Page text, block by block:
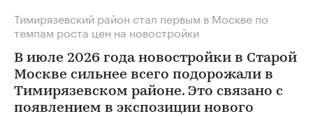
Тимирязевский район стал первым в Москве по
темпам роста цен на новостройки
В июле 2026 года новостройки в Старой
Москве сильнее всего подорожали в
Тимирязевском районе. Это связано с
появлением в экспозиции нового